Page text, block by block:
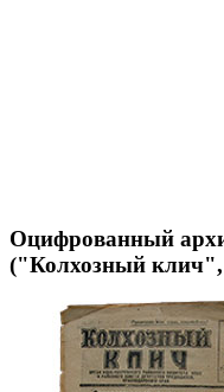
Оцифрованный
("Колхозный